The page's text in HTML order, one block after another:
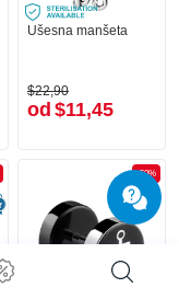
Ušesna manšeta
$22,90
od $11,45
-50%